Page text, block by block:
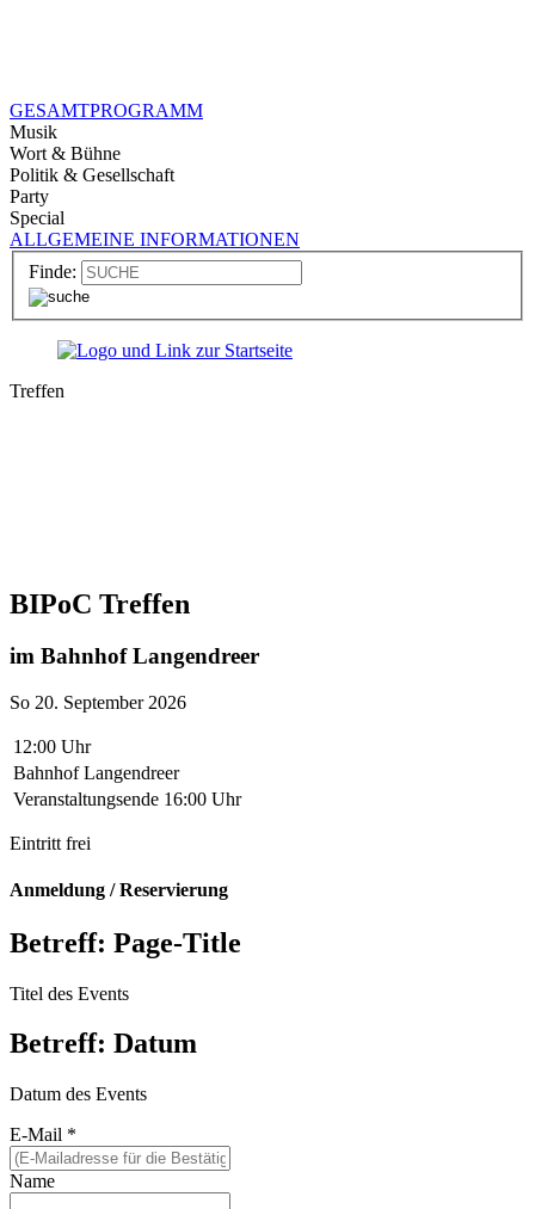
GESAMTPROGRAMM
Musik
Wort & Bühne
Politik & Gesellschaft
Party
Special
ALLGEMEINE INFORMATIONEN
Finde:
Treffen
BIPoC Treffen
im Bahnhof Langendreer
So 20. September 2026
12:00 Uhr
Bahnhof Langendreer
Veranstaltungsende 16:00 Uhr
Eintritt frei
Anmeldung / Reservierung
Betreff: Page-Title
Titel des Events
Betreff: Datum
Datum des Events
E-Mail *
Name